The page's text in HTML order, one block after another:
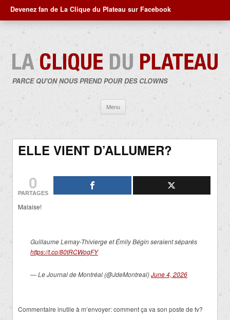
Devenez fan de La Clique du Plateau sur Facebook
PARCE QU'ON NOUS PREND POUR DES CLOWNS
Menu
contenu
ELLE VIENT D’ALLUMER?
0
PARTAGES
Malaise!
Guillaume Lemay-Thivierge et Émily Bégin seraient séparés
https://t.co/80tRCWogFY
— Le Journal de Montréal (@JdeMontreal)June 4, 2026
Commentaire inutile à m’envoyer: comment ça va son poste de tv?